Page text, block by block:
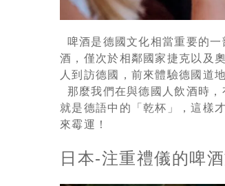
啤酒是德國文化相當重要的
酒，僅次於相鄰國家捷克以及
人到訪德國，前來體驗德國道
那麼我們在與德國人飲酒時
就是德語中的「乾杯」，這樣
來霉運！
日本-注重禮儀的啤